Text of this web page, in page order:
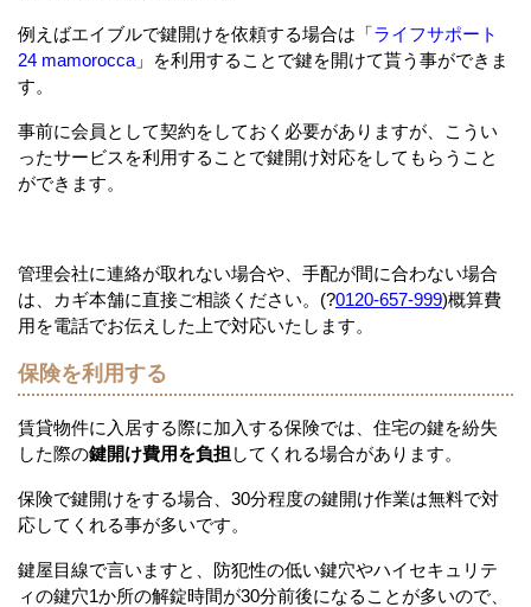
例えばエイブルで鍵開けを依頼する場合は「ライフサポート
24 mamorocca 」を利用することで鍵を開けて貰う事ができま
す。
事前に会員として契約をしておく必要がありますが、こうい
ったサービスを利用することで鍵開け対応をしてもらうこと
ができます。
管理会社に連絡が取れない場合や、手配が間に合わない場合
は、カギ本舗に直接ご相談ください。(?0120-657-999)概算費
用を電話でお伝えした上で対応いたします。
保険を利用する
賃貸物件に入居する際に加入する保険では、住宅の鍵を紛失
した際の鍵開け費用を負担 してくれる場合があります。
保険で鍵開けをする場合、30分程度の鍵開け作業は無料で対
応してくれる事が多いです。
鍵屋目線で言いますと、防犯性の低い鍵穴やハイセキュリテ
ィの鍵穴1か所の解錠時間が30分前後になることが多いので、